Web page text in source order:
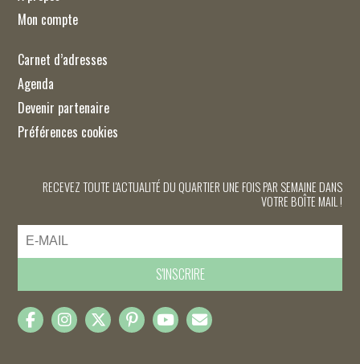
Mon compte
Carnet d’adresses
Agenda
Devenir partenaire
Préférences cookies
RECEVEZ TOUTE L'ACTUALITÉ DU QUARTIER UNE FOIS PAR SEMAINE DANS
VOTRE BOÎTE MAIL !